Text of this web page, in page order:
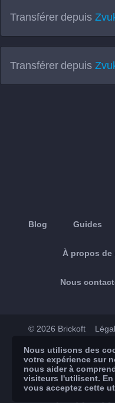
Transférer depuis
Transférer depuis
Blog Guides
À propos de
Nous
© 2026 Brickoft
App
Nous utilisons des
votre expérience sur
nous aider à
visiteurs l'utilisent.
vous acceptez cette